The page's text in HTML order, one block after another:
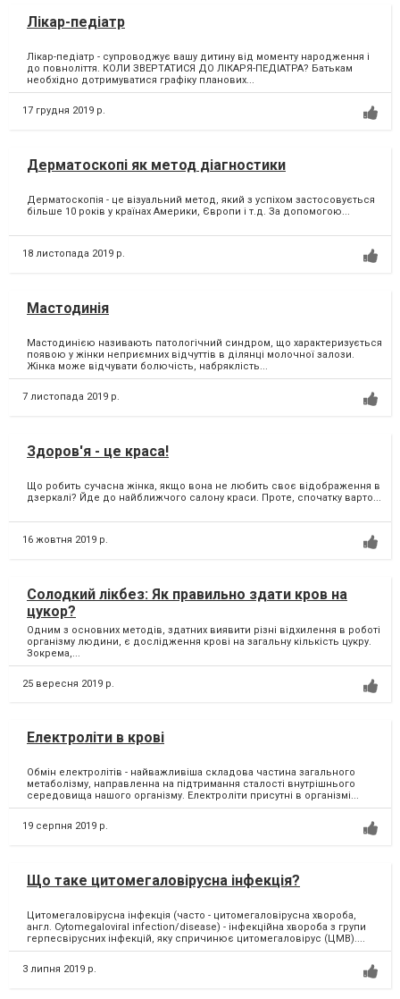
Лікар-педіатр
Лікар-педіатр - супроводжує вашу дитину від моменту народження і
до повноліття. КОЛИ ЗВЕРТАТИСЯ ДО ЛІКАРЯ-ПЕДІАТРА? Батькам
необхідно дотримуватися графіку планових...
17 грудня 2019 р.
Дерматоскопі як метод діагностики
Дерматоскопія - це візуальний метод, який з успіхом застосовується
більше 10 років у країнах Америки, Європи і т.д. За допомогою...
18 листопада 2019 р.
Мастодинія
Мастодинією називають патологічний синдром, що характеризується
появою у жінки неприємних відчуттів в ділянці молочної залози.
Жінка може відчувати болючість, набряклість...
7 листопада 2019 р.
Здоров'я - це краса!
Що робить сучасна жінка, якщо вона не любить своє відображення в
дзеркалі? Йде до найближчого салону краси. Проте, спочатку варто...
16 жовтня 2019 р.
Солодкий лікбез: Як правильно здати кров на
цукор?
Одним з основних методів, здатних виявити різні відхилення в роботі
організму людини, є дослідження крові на загальну кількість цукру.
Зокрема,...
25 вересня 2019 р.
Електроліти в крові
Обмін електролітів - найважливіша складова частина загального
метаболізму, направленна на підтримання сталості внутрішнього
середовища нашого організму. Електроліти присутні в організмі...
19 серпня 2019 р.
Що таке цитомегаловірусна інфекція?
Цитомегаловірусна інфекція (часто - цитомегаловірусна хвороба,
англ. Cytomegaloviral infection/disease) - інфекційна хвороба з групи
герпесвірусних інфекцій, яку спричинює цитомегаловірус (ЦМВ)....
3 липня 2019 р.